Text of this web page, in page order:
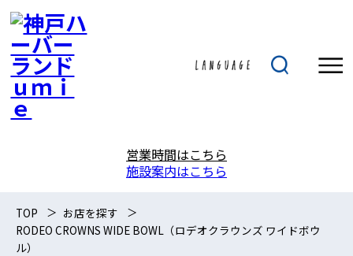
営業時間はこちら
施設案内はこちら
TOP
お店を探す
RODEO CROWNS WIDE BOWL（ロデオクラウンズ ワイドボウ
ル）